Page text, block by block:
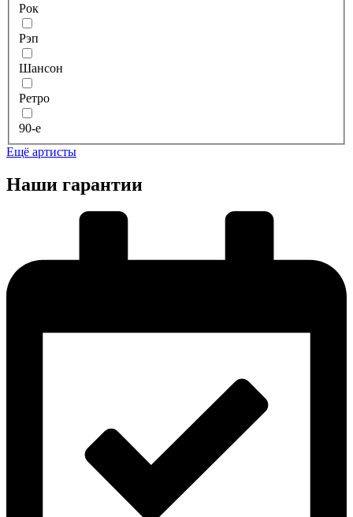
Рок
Рэп
Шансон
Ретро
90-е
Ещё артисты
Наши гарантии